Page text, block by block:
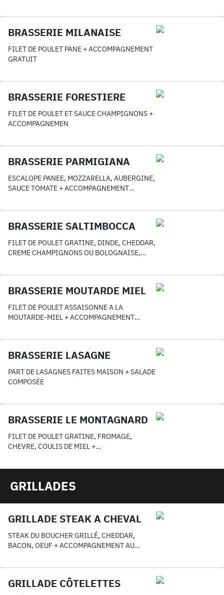
BRASSERIE MILANAISE
FILET DE POULET PANE + ACCOMPAGNEMENT
GRATUIT
BRASSERIE FORESTIERE
FILET DE POULET ET SAUCE CHAMPIGNONS +
ACCOMPAGNEMEN
BRASSERIE PARMIGIANA
ESCALOPE PANEE, MOZZARELLA, AUBERGINE,
SAUCE TOMATE + ACCOMPAGNEMENT
BRASSERIE SALTIMBOCCA
FILET DE POULET GRATINE, DINDE, CHEDDAR,
CREME CHAMPIGNONS OU BOLOGNAISE,
AU CHOIX
BRASSERIE MOUTARDE MIEL
FILET DE POULET ASSAISONNE A LA
MOUTARDE-MIEL + ACCOMPAGNEMENT
BRASSERIE LASAGNE
PART DE LASAGNES FAITES MAISON + SALADE
COMPOSÉE
BRASSERIE LE MONTAGNARD
FILET DE POULET GRATINE, FROMAGE,
CHEVRE, COULIS DE MIEL +
GRILLADES
GRILLADE STEAK A CHEVAL
STEAK DU BOUCHER GRILLÉ, CHEDDAR,
BACON, OEUF + ACCOMPAGNEMENT AU
GRILLADE CÔTELETTES